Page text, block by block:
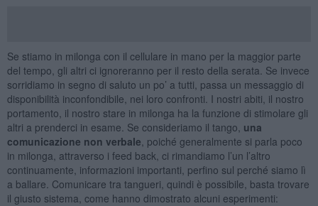
Se stiamo in milonga con il cellulare in mano per la maggior parte
del tempo, gli altri ci ignoreranno per il resto della serata. Se invece
sorridiamo in segno di saluto un po’ a tutti, passa un messaggio di
disponibilità inconfondibile, nei loro confronti. I nostri abiti, il nostro
portamento, il nostro stare in milonga ha la funzione di stimolare gli
altri a prenderci in esame. Se consideriamo il tango, una
comunicazione non verbale , poiché generalmente si parla poco
in milonga, attraverso i feed back, ci rimandiamo l’un l’altro
continuamente, informazioni importanti, perfino sul perché siamo lì
a ballare. Comunicare tra tangueri, quindi è possibile, basta trovare
il giusto sistema, come hanno dimostrato alcuni esperimenti: